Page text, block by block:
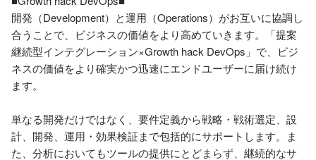
開発（Development）と運用（Operations）がお互いに協調し
合うことで、ビジネスの価値をより高めていきます。「提案
継続型インテグレーション×Growth hack DevOps」で、ビジ
ネスの価値をより確実かつ迅速にエンドユーザーに届け続け
ます。
単なる開発だけではなく、要件定義から戦略・戦術選定、設
計、開発、運用・効果検証まで包括的にサポートします。ま
た、分析においてもツールの提供にとどまらず、継続的なサ